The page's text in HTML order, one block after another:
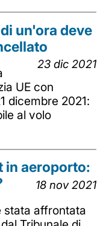
un'ora deve
23 dic 2021
UE con
dicembre 2021:
al volo
in aeroporto:
18 nov 2021
stata affrontata